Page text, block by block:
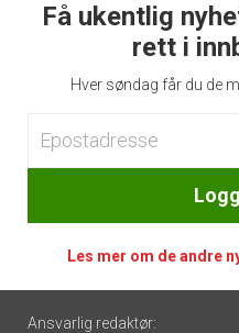
Få ukentlig
rett i
Hver søndag får du de
Les mer om de andre
Footer
Ansvarlig redaktør: